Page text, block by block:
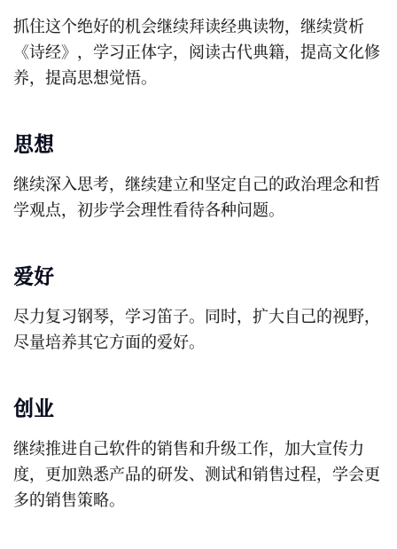
抓住这个绝好的机会继续拜读经典读物，继续赏析
《诗经》，学习正体字，阅读古代典籍，提高文化修
养，提高思想觉悟。
思想
继续深入思考，继续建立和坚定自己的政治理念和哲
学观点，初步学会理性看待各种问题。
爱好
尽力复习钢琴，学习笛子。同时，扩大自己的视野，
尽量培养其它方面的爱好。
创业
继续推进自己软件的销售和升级工作，加大宣传力
度，更加熟悉产品的研发、测试和销售过程，学会更
多的销售策略。